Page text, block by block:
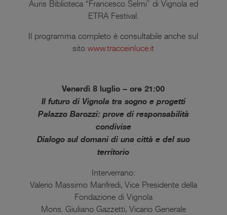
Auris Biblioteca “Francesco Selmi” di Vignola ed
ETRA Festival.
Il programma completo è consultabile anche sul
sitowww.tracceinluce.it
Venerdì 8 luglio – ore 21:00
Il futuro di Vignola tra sogno e progetti
Palazzo Barozzi: prove di responsabilità
condivise
Dialogo sul domani di una città e del suo
territorio
Interverrano:
Valerio Massimo Manfredi, Vice Presidente della
Fondazione di Vignola
Mons. Giuliano Gazzetti, Vicario Generale